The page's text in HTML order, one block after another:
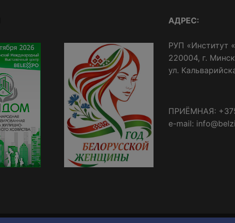
АДРЕС:
РУП «Институт
220004, г.
ул.
ПРИЁМНАЯ:
e-mail: